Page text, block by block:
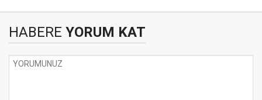
HABERE YORUM KAT